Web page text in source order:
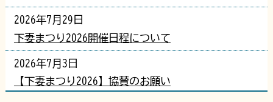
2026年7月29日
下妻まつり2026開催日程について
2026年7月3日
【下妻まつり2026】協賛のお願い